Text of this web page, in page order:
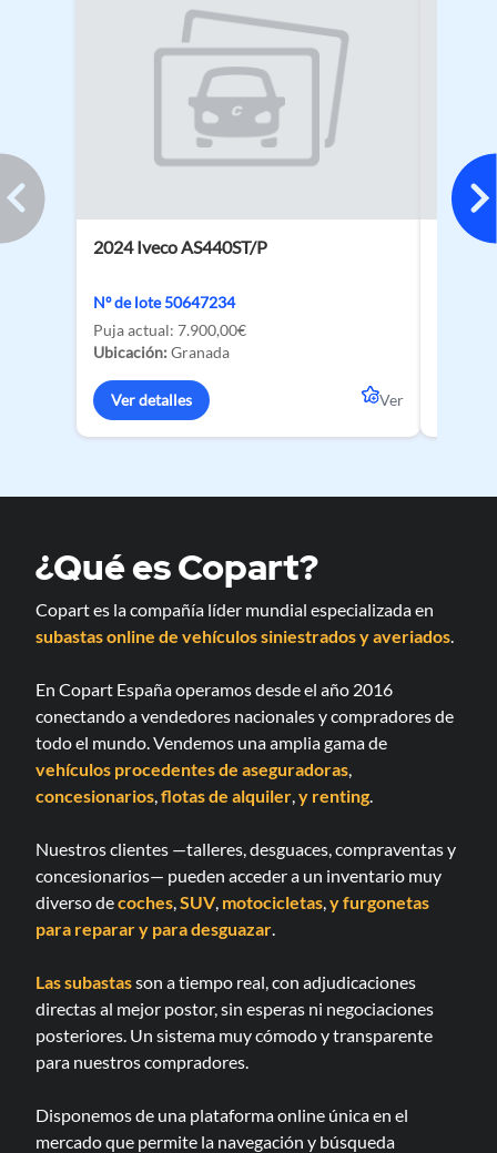
2024 Iveco AS440ST/P
Nº de lote 50647234
Puja actual: 7.900,00€
Ubicación: Granada
Ver detalles Ver
2026
¿Qué es Copart?
Copart es la compañía líder mundial especializada en
subastas online de vehículos siniestrados y averiados
En Copart España operamos desde el año 2016
conectando a vendedores nacionales y compradores de
todo el mundo. Vendemos una amplia gama de
vehículos procedentes de aseguradoras
concesionarios flotas de alquiler y renting
Nuestros clientes —talleres, desguaces, compraventas y
concesionarios— pueden acceder a un inventario muy
diverso decoches SUV, motocicletas y furgonetas
para reparary para desguazar
Las subastasson a tiempo real, con adjudicaciones
directas al mejor postor, sin esperas ni negociaciones
posteriores. Un sistema muy cómodo y transparente
para nuestros compradores.
Disponemos de una plataforma online única en el
mercado que permite la navegación y búsqueda